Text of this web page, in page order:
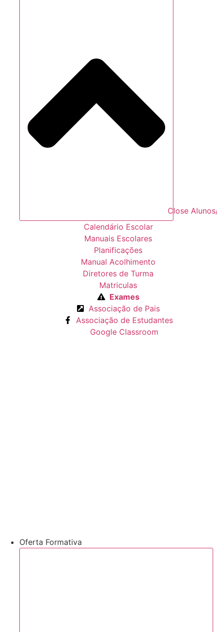
Close
Calendário Escolar
Manuais Escolares
Planificações
Manual Acolhimento
Diretores de Turma
Matriculas
Exames
Associação de Pais
Associação de Estudantes
Google Classroom
Oferta Formativa